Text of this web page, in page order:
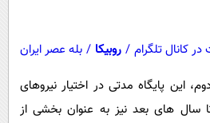
کانال تلگرام / روبیکا / بله عصر ایران
این پایگاه مدتی در اختیار نیروهای
سال ‌های بعد نیز به عنوان بخشی از